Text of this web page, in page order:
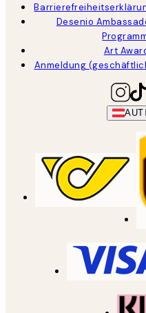
Desenio
Art
Anmeldung
AUT